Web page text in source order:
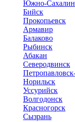
Южно-
Бийск
Прокопьевск
Армавир
Балаково
Рыбинск
Абакан
Северодвинск
Норильск
Уссурийск
Волгодонск
Красногорск
Сызрань